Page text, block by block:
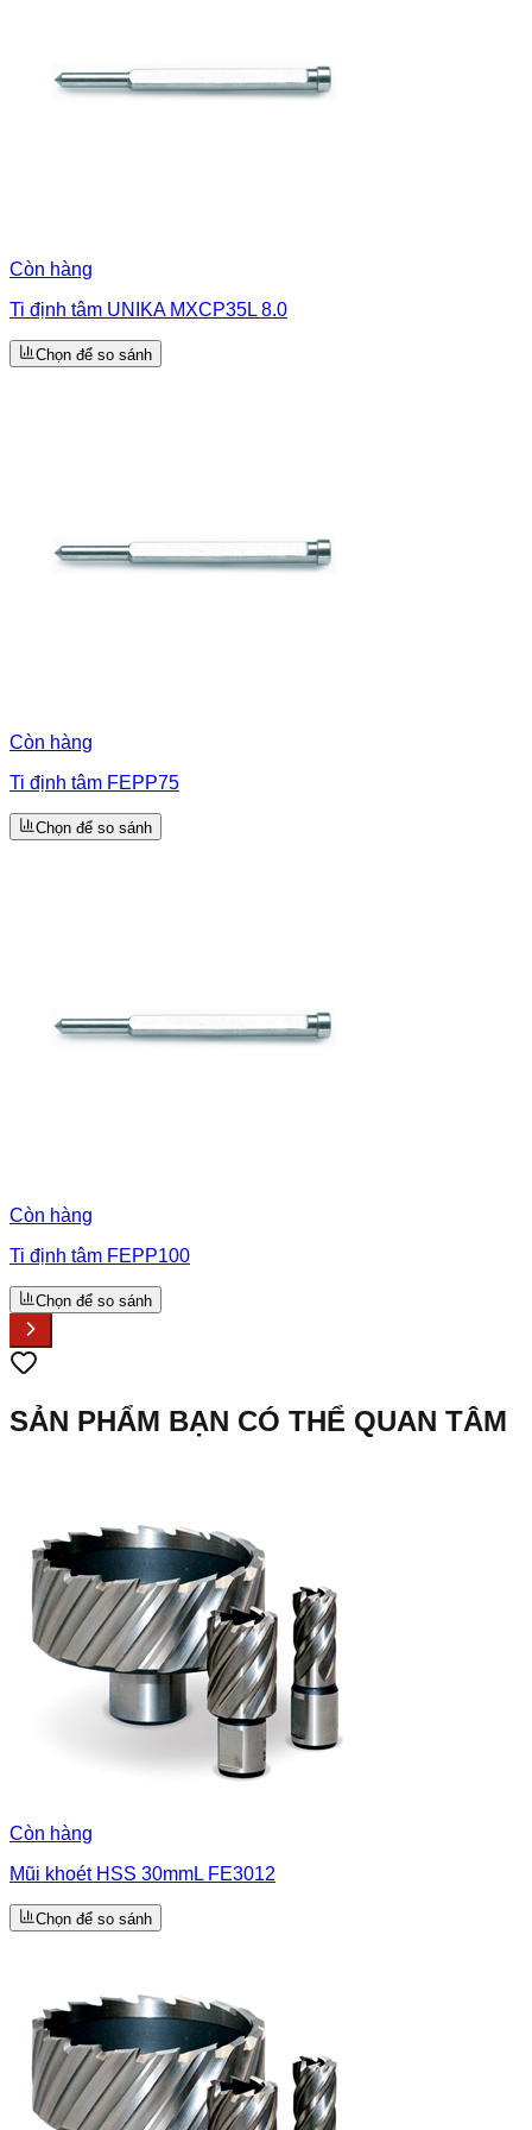
Còn hàng
Ti định tâm UNIKA MXCP35L 8.0
Chọn để so sánh
Còn hàng
Ti định tâm FEPP75
Chọn để so sánh
Còn hàng
Ti định tâm FEPP100
Chọn để so sánh
SẢN PHẨM BẠN CÓ THỂ QUAN TÂM
Còn hàng
Mũi khoét HSS 30mmL FE3012
Chọn để so sánh